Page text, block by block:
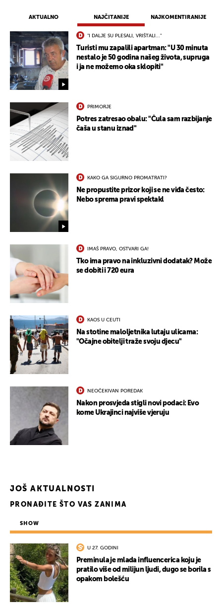
AKTUALNO NAJČITANIJE NAJKOMENTIRANIJE
"I DALJE SU PLESALI, VRIŠTALI..."
Turisti mu zapalili apartman: "U 30 minuta
nestalo je 50 godina našeg života, supruga
i ja ne možemo oka sklopiti"
PRIMORJE
Potres zatresao obalu: "Čula sam razbijanje
čaša u stanu iznad"
KAKO GA SIGURNO PROMATRATI?
Ne propustite prizor koji se ne viđa često:
Nebo sprema pravi spektakl
IMAŠ PRAVO, OSTVARI GA!
Tko ima pravo na inkluzivni dodatak? Može
se dobiti i 720 eura
KAOS U CEUTI
Na stotine maloljetnika lutaju ulicama:
"Očajne obitelji traže svoju djecu"
NEOČEKIVAN POREDAK
Nakon prosvjeda stigli novi podaci: Evo
kome Ukrajinci najviše vjeruju
JOŠ AKTUALNOSTI
PRONAĐITE ŠTO VAS ZANIMA
SHOW
U 27. GODINI
Preminula je mlada influencerica koju je
pratilo više od milijun ljudi, dugo se borila s
opakom bolešću
UKLJUČITE NOTIFIKACIJE